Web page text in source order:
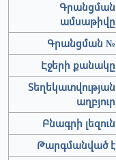
Գրանցման
ամսաթիվը
Գրանցման №
Էջերի քանակը
Տեղեկատվության
աղբյուր
Բնագրի լեզուն
Թարգմանված է